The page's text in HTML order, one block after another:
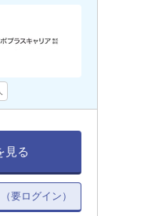
見る
要ログイン）